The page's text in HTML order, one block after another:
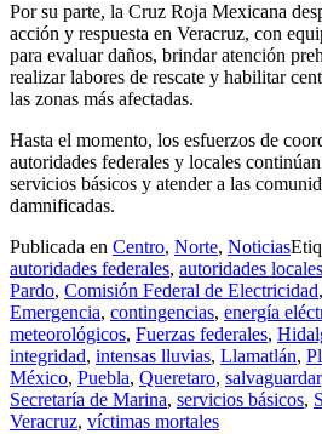
Por su parte, la Cruz Roja Mexicana
acción y respuesta en Veracruz, con
para evaluar daños, brindar atención
realizar labores de rescate y habilitar
las zonas más afectadas.
Hasta el momento, los esfuerzos de
autoridades federales y locales
servicios básicos y atender a las
damnificadas.
Publicada en Centro, Norte, Noticias
autoridades federales, autoridades locales
Pardo, Comisión Federal de Electricidad,
Emergencia, contingencias, energía
meteorológicos, Fuerzas federales,
integridad, intensas lluvias, Llamatlán,
México, Puebla, Queretaro, salvaguardar
Secretaría de Marina, servicios básicos,
Veracruz, víctimas mortales